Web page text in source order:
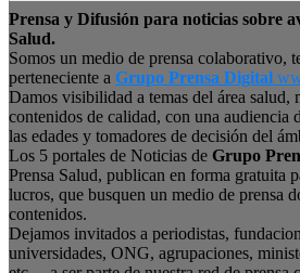
Prensa y Difusión para noticias sobre
Salud.
Somos un medio de prensa colaborativo,
perteneciente a Grupo Prensa Digital
Damos visibilidad a temas del área salud,
contenidos de calidad, con una audiencia
las edades y tomadores de decisión del
Los 5 portales de Noticias de Grupo
Prensa Salud, publican en forma gratuita
lucros, que busquen un medio de prensa
contenidos.
Dejamos invitados a periodistas,
universidades, ONG, agrupaciones,